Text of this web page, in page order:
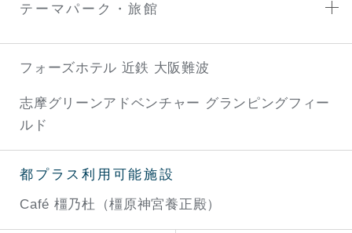
テーマパーク・旅館
フォーズホテル 近鉄 大阪難波
志摩グリーンアドベンチャー グランピングフィー
ルド
都プラス利用可能施設
Café 橿乃杜（橿原神宮養正殿）